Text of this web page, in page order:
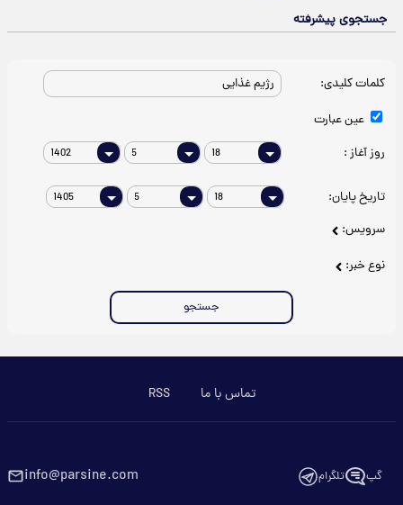
جستجوی پیشرفته
کلمات کلیدی:
عین عبارت
روز آغاز :
تاریخ پایان:
سرویس:
نوع خبر:
جستجو
تماس با ما RSS
گپ تلگرام info@parsine.com